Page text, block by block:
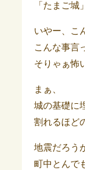
「たまご城
いやー、こ
こんな事言
そりゃぁ怖
まぁ、
城の基礎に
割れるほど
地震だろう
町中とんで